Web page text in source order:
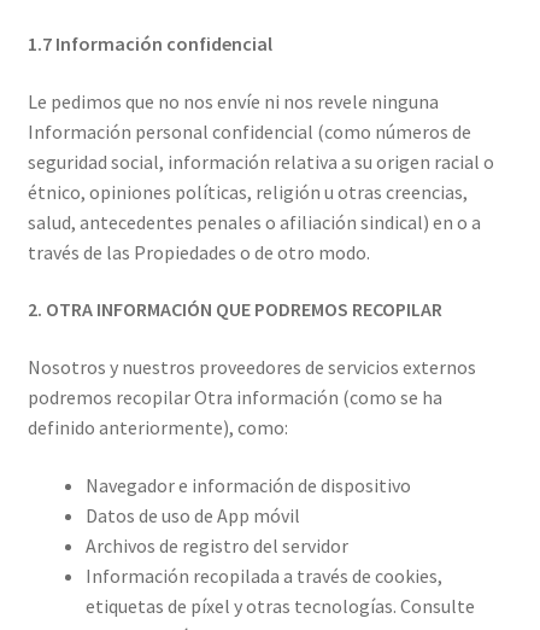
1.7 Información confidencial
Le pedimos que no nos envíe ni nos revele ninguna
Información personal confidencial (como números de
seguridad social, información relativa a su origen racial o
étnico, opiniones políticas, religión u otras creencias,
salud, antecedentes penales o afiliación sindical) en o a
través de las Propiedades o de otro modo.
2. OTRA INFORMACIÓN QUE PODREMOS RECOPILAR
Nosotros y nuestros proveedores de servicios externos
podremos recopilar Otra información (como se ha
definido anteriormente), como:
Navegador e información de dispositivo
Datos de uso de App móvil
Archivos de registro del servidor
Información recopilada a través de cookies,
etiquetas de píxel y otras tecnologías. Consulte